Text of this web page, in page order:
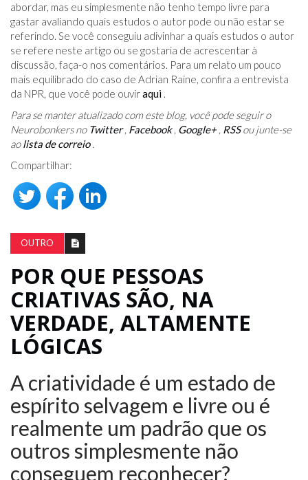
abordar, mas eu simplesmente não tenho tempo livre para
gastar avaliando quais estudos o autor pode ou não estar se
referindo. Se você conseguiu adivinhar a quais estudos o autor
se refere neste artigo ou se gostaria de acrescentar à
discussão, faça-o nos comentários. Para um relato um pouco
mais equilibrado do caso de Adrian Raine, confira a entrevista
da NPR, que você pode ouviraqui .
Para se manter atualizado com este blog, você pode seguir o
Neurobonkers no Twitter, Facebook, Google+, RSSou junte-se
aolista de correio.
Compartilhar:
OUTRO
POR QUE PESSOAS
CRIATIVAS SÃO, NA
VERDADE, ALTAMENTE
LÓGICAS
A criatividade é um estado de
espírito selvagem e livre ou é
realmente um padrão que os
outros simplesmente não
conseguem reconhecer?